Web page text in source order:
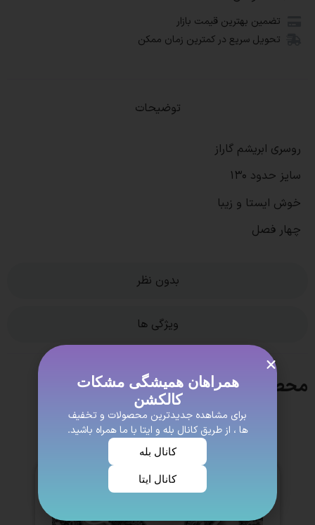
تضمین بهترین قیمت بازار
تحویل سریع در کمترین زمان ممکن
توضیحات
بدون نظر
ویژگی ها
روسری ابریشم گاراز
سایز حدود 130
خوش ایستا و زیبا
چهار فصل
محصولات مشابههمراهان همیشگی مشکات
کالکشن
برای مشاهده جدیدترین محصولات و تخفیف
ها ، از طریق کانال بله و ایتا با ما همراه باشید.
کانال بله
کانال ایتا